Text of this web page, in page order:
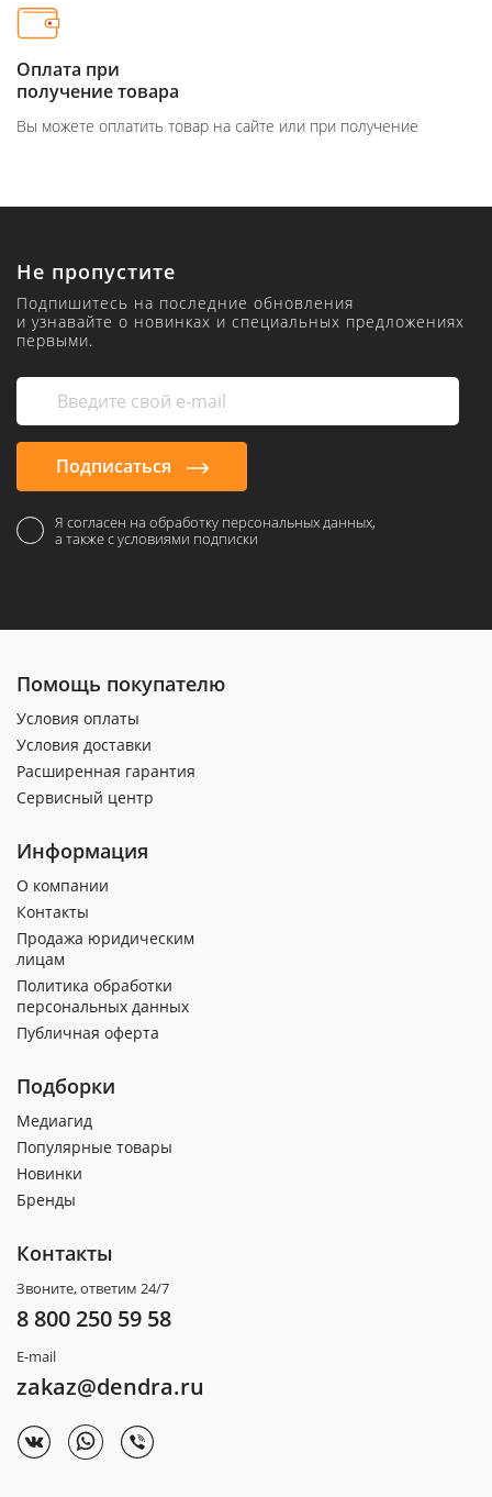
Оплата при
получение товара
Вы можете оплатить товар на сайте или при получение
Не пропустите
Подпишитесь на последние обновления
и узнавайте о новинках и специальных предложениях
первыми.
Подписаться
Я согласен на обработку персональных данных,
а также с условиями подписки
Помощь покупателю
Условия оплаты
Условия доставки
Расширенная гарантия
Сервисный центр
Информация
О компании
Контакты
Продажа юридическим
лицам
Политика обработки
персональных данных
Публичная оферта
Подборки
Медиагид
Популярные товары
Новинки
Бренды
Контакты
Звоните, ответим 24/7
8 800 250 59 58
E-mail
zakaz@dendra.ru